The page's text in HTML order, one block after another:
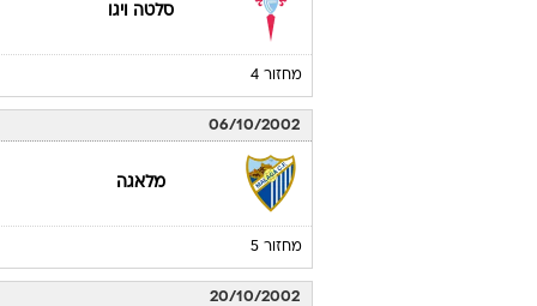
סלטה ויגו
מחזור 4
06/10/2002
מלאגה
מחזור 5
20/10/2002